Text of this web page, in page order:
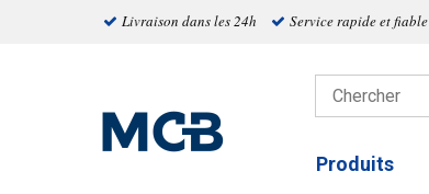
Livraison dans les 24h Service rapide et fiable
Produits